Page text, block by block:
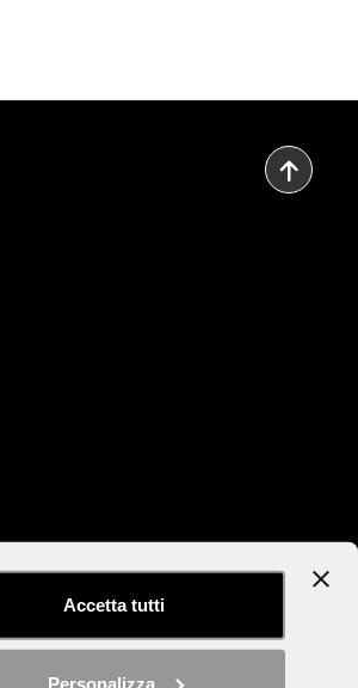
Accetta tutti
Personalizza
accessibilità